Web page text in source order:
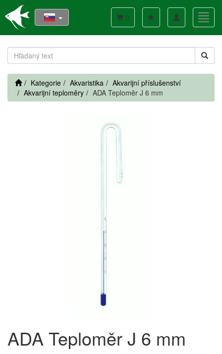
Toggle
navigation
0
Kategorie Akvaristika
Akvarijní příslušenství
Akvarijní teploměry
ADA Teploměr J 6 mm
ADA Teploměr J 6 mm